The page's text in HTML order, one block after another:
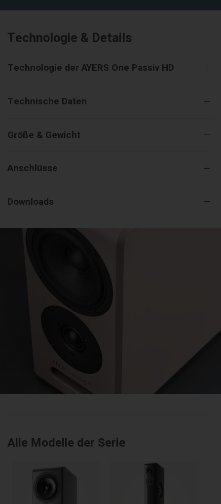
Technologie & Details
Technologie der AYERS One Passiv HD
Technische Daten
Größe & Gewicht
Anschlüsse
Downloads
Alle Modelle der Serie